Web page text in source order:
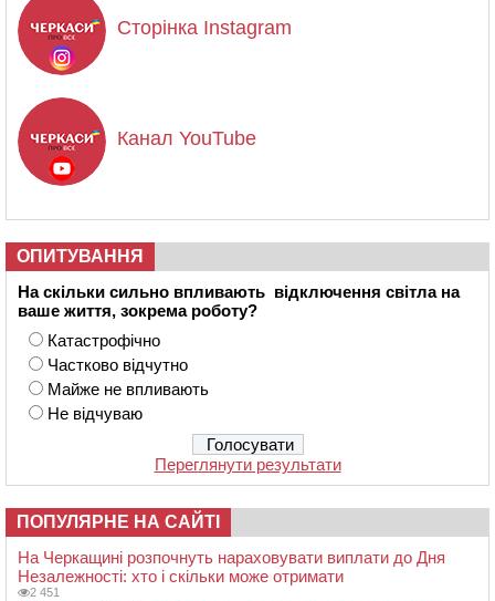
Сторінка Instagram
Канал YouTube
ОПИТУВАННЯ
На скільки сильно впливають відключення світла на
ваше життя, зокрема роботу?
Катастрофічно
Частково відчутно
Майже не впливають
Не відчуваю
Переглянути результати
ПОПУЛЯРНЕ НА САЙТІ
На Черкащині розпочнуть нараховувати виплати до Дня
Незалежності: хто і скільки може отримати
2 451